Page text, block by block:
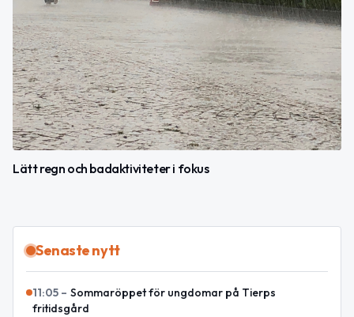
Lätt regn och badaktiviteter i fokus
Senaste nytt
11:05 – Sommaröppet för ungdomar på Tierps
fritidsgård